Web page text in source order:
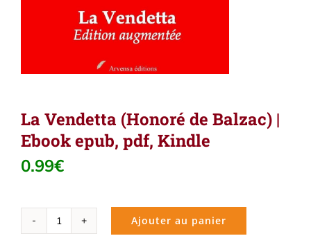
La Vendetta (Honoré de Balzac) |
Ebook epub, pdf, Kindle
0.99€
quantité
Ajouter au panier